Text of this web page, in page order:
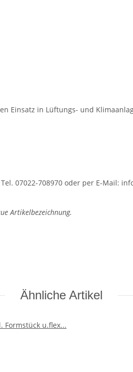
Einsatz in Lüftungs- und
07022-708970 oder per E-Mail:
Artikelbezeichnung.
Ähnliche Artikel